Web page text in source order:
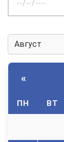
дату:
«
ПН ВТ